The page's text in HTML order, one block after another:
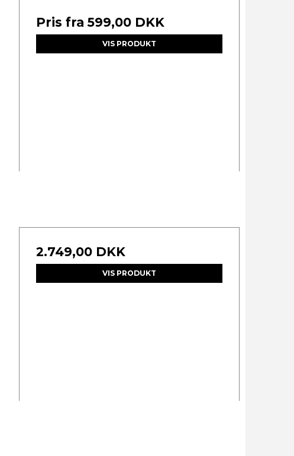
Pris fra599,00 DKK
VIS PRODUKT
2.749,00 DKK
VIS PRODUKT